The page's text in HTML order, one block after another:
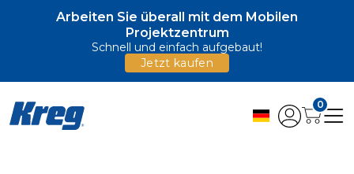
Arbeiten Sie überall mit dem Mobilen
Projektzentrum
Schnell und einfach aufgebaut!
Jetzt kaufen
0